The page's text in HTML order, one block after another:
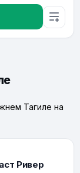
Тагиле на
Ривер